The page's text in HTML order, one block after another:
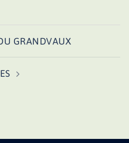
GRANDVAUX